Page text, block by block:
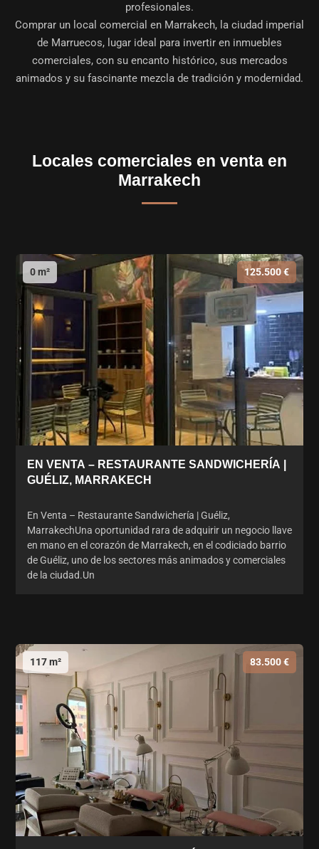
profesionales.
Comprar un local comercial en Marrakech, la ciudad imperial
de Marruecos, lugar ideal para invertir en inmuebles
comerciales, con su encanto histórico, sus mercados
animados y su fascinante mezcla de tradición y modernidad.
Locales comerciales en venta en
Marrakech
0 m² 125.500 €
EN VENTA – RESTAURANTE SANDWICHERÍA |
GUÉLIZ, MARRAKECH
En Venta – Restaurante Sandwichería | Guéliz,
MarrakechUna oportunidad rara de adquirir un negocio llave
en mano en el corazón de Marrakech, en el codiciado barrio
de Guéliz, uno de los sectores más animados y comerciales
de la ciudad.Un
117 m² 83.500 €